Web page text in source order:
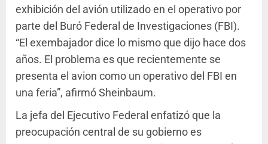
exhibición del avión utilizado en el operativo por
parte del Buró Federal de Investigaciones (FBI).
“El exembajador dice lo mismo que dijo hace dos
años. El problema es que recientemente se
presenta el avion como un operativo del FBI en
una feria”, afirmó Sheinbaum.
La jefa del Ejecutivo Federal enfatizó que la
preocupación central de su gobierno es